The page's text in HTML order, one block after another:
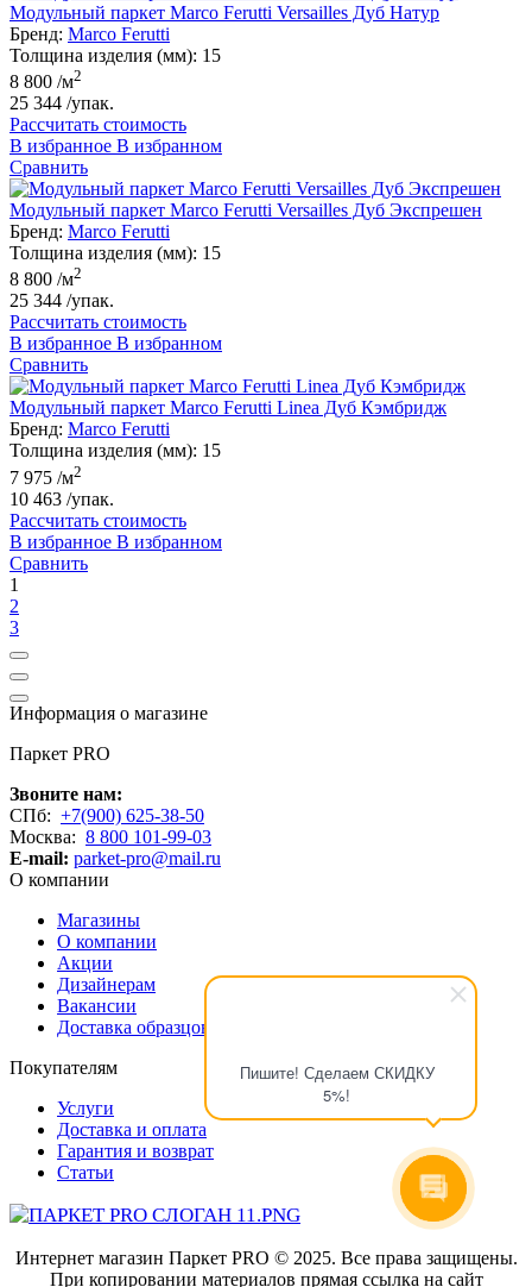
Пишите! Сделаем СКИДКУ
5%!
Модульный паркет Marco Ferutti Versailles Дуб Натур
Бренд: Marco Ferutti
Толщина изделия (мм): 15
8 800 /м2
25 344 /упак.
Рассчитать стоимость
В избранное В избранном
Сравнить
Модульный паркет Marco Ferutti Versailles Дуб Экспрешен
Бренд: Marco Ferutti
Толщина изделия (мм): 15
8 800 /м2
25 344 /упак.
Рассчитать стоимость
В избранное В избранном
Сравнить
Модульный паркет Marco Ferutti Linea Дуб Кэмбридж
Бренд: Marco Ferutti
Толщина изделия (мм): 15
7 975 /м2
10 463 /упак.
Рассчитать стоимость
В избранное В избранном
Сравнить
1
2
3
Информация о магазине
Паркет PRO
Звоните нам:
СПб: +7(900) 625-38-50
Москва: 8 800 101-99-03
E-mail: parket-pro@mail.ru
О компании
Магазины
О компании
Акции
Дизайнерам
Вакансии
Доставка образцов
Покупателям
Услуги
Доставка и оплата
Гарантия и возврат
Статьи
Интернет магазин Паркет PRO © 2025. Все права защищены.
При копировании материалов прямая ссылка на сайт